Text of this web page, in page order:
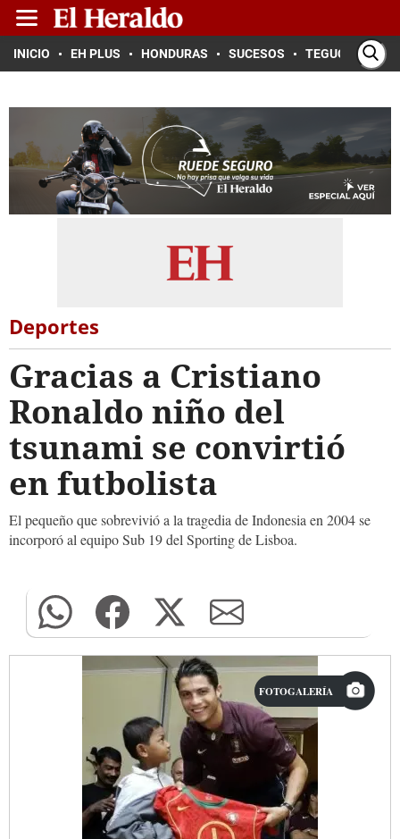
INICIO EH PLUS HONDURAS SUCESOS TEGUCIGALPA
Deportes
Gracias a Cristiano
Ronaldo niño del
tsunami se convirtió
en futbolista
El pequeño que sobrevivió a la tragedia de Indonesia en 2004 se
incorporó al equipo Sub 19 del Sporting de Lisboa.
FOTOGALERÍA